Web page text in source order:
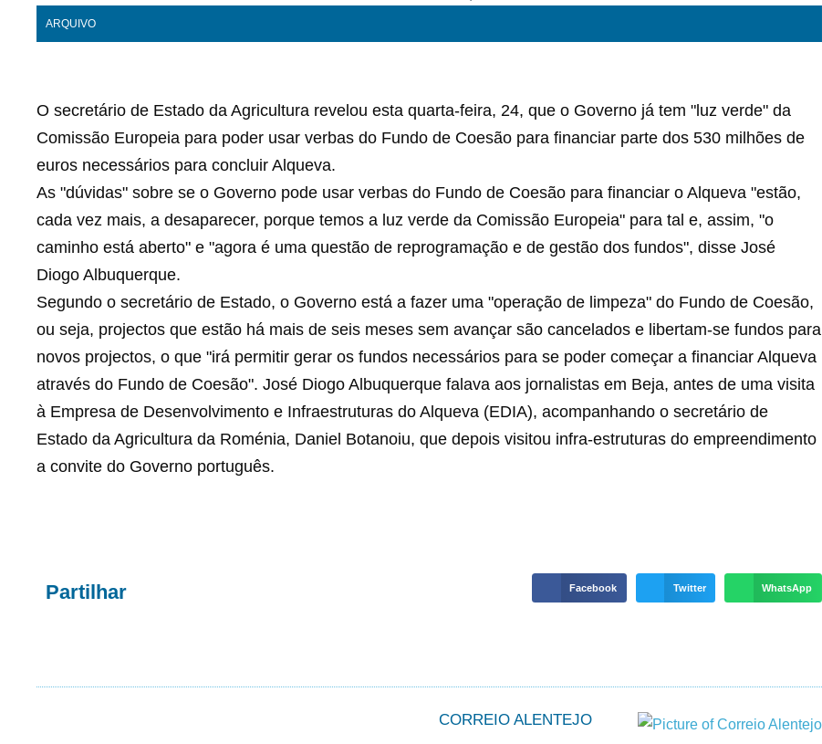
ARQUIVO
O secretário de Estado da Agricultura revelou esta quarta-feira, 24, que o Governo já tem "luz verde" da
Comissão Europeia para poder usar verbas do Fundo de Coesão para financiar parte dos 530 milhões de
euros necessários para concluir Alqueva.
As "dúvidas" sobre se o Governo pode usar verbas do Fundo de Coesão para financiar o Alqueva "estão,
cada vez mais, a desaparecer, porque temos a luz verde da Comissão Europeia" para tal e, assim, "o
caminho está aberto" e "agora é uma questão de reprogramação e de gestão dos fundos", disse José
Diogo Albuquerque.
Segundo o secretário de Estado, o Governo está a fazer uma "operação de limpeza" do Fundo de Coesão,
ou seja, projectos que estão há mais de seis meses sem avançar são cancelados e libertam-se fundos para
novos projectos, o que "irá permitir gerar os fundos necessários para se poder começar a financiar Alqueva
através do Fundo de Coesão". José Diogo Albuquerque falava aos jornalistas em Beja, antes de uma visita
à Empresa de Desenvolvimento e Infraestruturas do Alqueva (EDIA), acompanhando o secretário de
Estado da Agricultura da Roménia, Daniel Botanoiu, que depois visitou infra-estruturas do empreendimento
a convite do Governo português.
Partilhar Facebook Twitter WhatsApp
CORREIO ALENTEJO